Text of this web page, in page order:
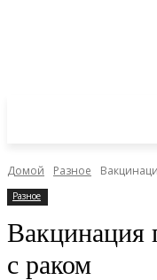
Домой Разное
Разное
Вакцинация
с раком